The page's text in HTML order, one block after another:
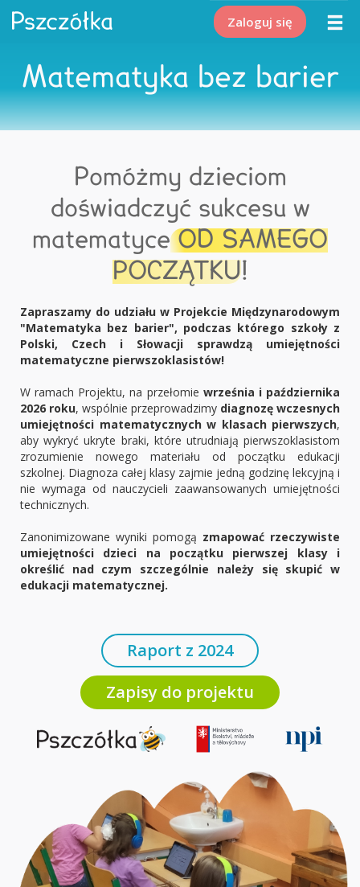
Zaloguj się
Matematyka bez barier
Pomóżmy dzieciom
doświadczyć sukcesu w
matematyceOD SAMEGO
POCZĄTKU!
Zapraszamy do udziału w Projekcie Międzynarodowym
"Matematyka bez barier", podczas którego szkoły z
Polski, Czech i Słowacji sprawdzą umiejętności
matematyczne pierwszoklasistów!
W ramach Projektu, na przełomie września i października
2026 roku, wspólnie przeprowadzimy diagnozę wczesnych
umiejętności matematycznych w klasach pierwszych,
aby wykryć ukryte braki, które utrudniają pierwszoklasistom
zrozumienie nowego materiału od początku edukacji
szkolnej. Diagnoza całej klasy zajmie jedną godzinę lekcyjną i
nie wymaga od nauczycieli zaawansowanych umiejętności
technicznych.
Zanonimizowane wyniki pomogą zmapować rzeczywiste
umiejętności dzieci na początku pierwszej klasy i
określić nad czym szczególnie należy się skupić w
edukacji matematycznej.
Raport z 2024
Zapisy do projektu